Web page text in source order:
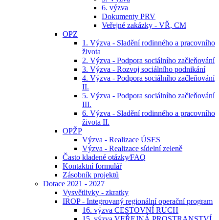
6. výzva
Dokumenty PRV
Veřejné zakázky - VŘ, CM
OPZ
1. Výzva - Sladění rodinného a pracovního
života
2. Výzva - Podpora sociálního začleňování
3. Výzva - Rozvoj sociálního podnikání
4. Výzva - Podpora sociálního začleňování
II.
5. Výzva - Podpora sociálního začleňování
III.
6. Výzva - Sladění rodinného a pracovního
života II.
OPŽP
Výzva - Realizace ÚSES
Výzva - Realizace sídelní zeleně
Často kladené otázky⁄FAQ
Kontaktní formulář
Zásobník projektů
Dotace 2021 - 2027
Vysvětlivky - zkratky
IROP - Integrovaný regionální operační program
16. výzva CESTOVNÍ RUCH